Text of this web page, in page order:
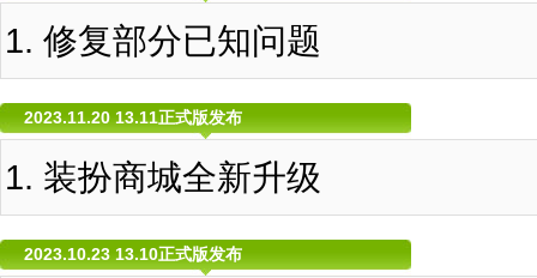
修复部分已知问题
2023.11.20 13.11正式版发布
装扮商城全新升级
2023.10.23 13.10正式版发布